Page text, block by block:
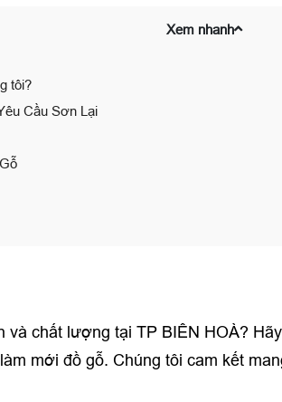
Xem nhanh
tôi?
Cầu Sơn Lại
và chất lượng tại TP BIÊN HOÀ?
mới đồ gỗ. Chúng tôi cam kết